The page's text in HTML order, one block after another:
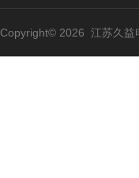
Copyright© 2026 江苏久